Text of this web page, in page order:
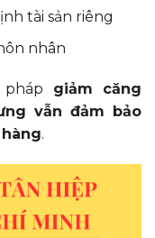
tài sản riêng
nhân
giảm căng
vẫn đảm bảo
.